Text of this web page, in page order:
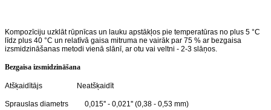
Kompozīciju uzklāt rūpnīcas un lauku apstākļos pie temperatūras no plus 5 °С
līdz plus 40 °С un relatīvā gaisa mitruma ne vairāk par 75 % ar bezgaisa
izsmidzināšanas metodi vienā slānī, ar otu vai veltni - 2-3 slāņos.
Bezgaisa izsmidzināšana
Atšķaidītājs Neatšķaidīt
Sprauslas diametrs 0,015'' - 0,021'' (0,38 - 0,53 mm)